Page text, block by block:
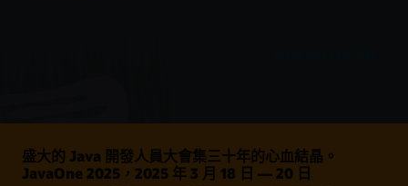
盛大的 Java 開發人員大會集三十年的心血結晶。
JavaOne 2025，2025 年 3 月 18 日 — 20 日